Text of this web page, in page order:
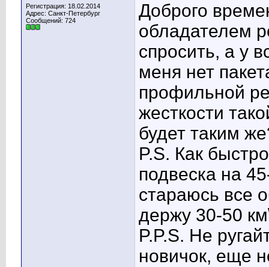
Регистрация: 18.02.2014
Адрес: Санкт-Петербург
Сообщений: 724
Доброго
обладателем
спросить, а у
меня нет
профильной
жесткости
будет таким
P.S. Как
подвеска на
стараюсь все
держу 30-50
P.P.S. Не
новичок, еще